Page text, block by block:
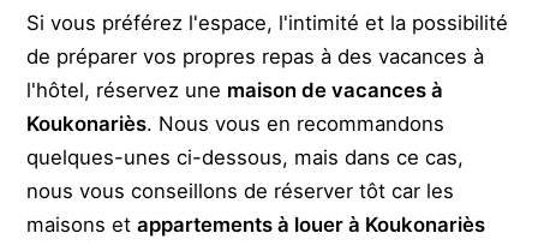
Si vous préférez l'espace, l'intimité et la possibilité
de préparer vos propres repas à des vacances à
l'hôtel, réservez une maison de vacances à
Koukonariès. Nous vous en recommandons
quelques-unes ci-dessous, mais dans ce cas,
nous vous conseillons de réserver tôt car les
maisons etappartements à louer à Koukonariès